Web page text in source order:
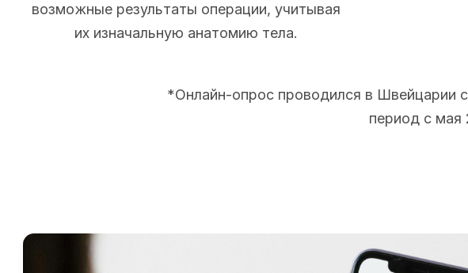
возможные результаты операции, учитывая
их изначальную анатомию тела.
*Онлайн-опрос проводился в Швейцарии
период с мая